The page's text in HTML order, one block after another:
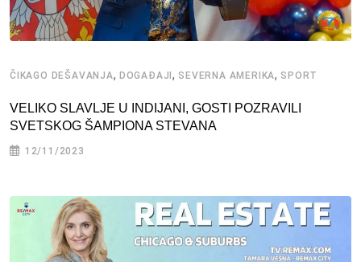
ČIKAGO DEŠAVANJA, DOGAĐAJI, SEVERNA AMERIKA, SPORT
VELIKO SLAVLJE U INDIJANI, GOSTI POZRAVILI
SVETSKOG ŠAMPIONA STEVANA
12/11/2023